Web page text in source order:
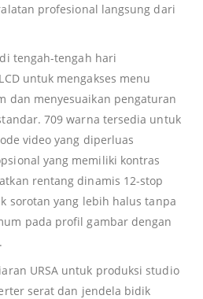
profesional langsung dari
tengah-tengah hari
untuk mengakses menu
dan menyesuaikan pengaturan
709 warna tersedia untuk
video yang diperluas
yang memiliki kontras
rentang dinamis 12-stop
sorotan yang lebih halus tanpa
pada profil gambar dengan
URSA untuk produksi studio
serat dan jendela bidik